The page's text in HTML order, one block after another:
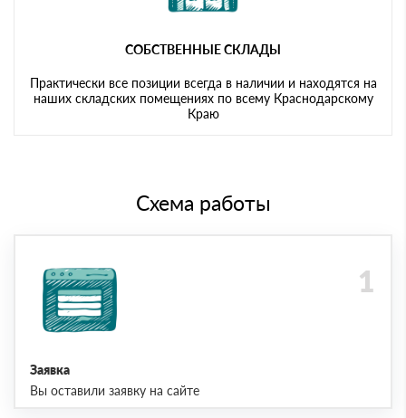
СОБСТВЕННЫЕ СКЛАДЫ
Практически все позиции всегда в наличии и находятся на
наших складских помещениях по всему Краснодарскому
Краю
Схема работы
Заявка
Вы оставили заявку на сайте